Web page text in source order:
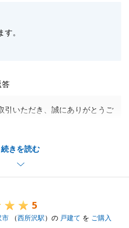
。
続きを読む
答
引いただき、誠にありがとうご
ざいましたら、お気軽にご相談
5
市 （西所沢駅）の 戸建て を ご購入